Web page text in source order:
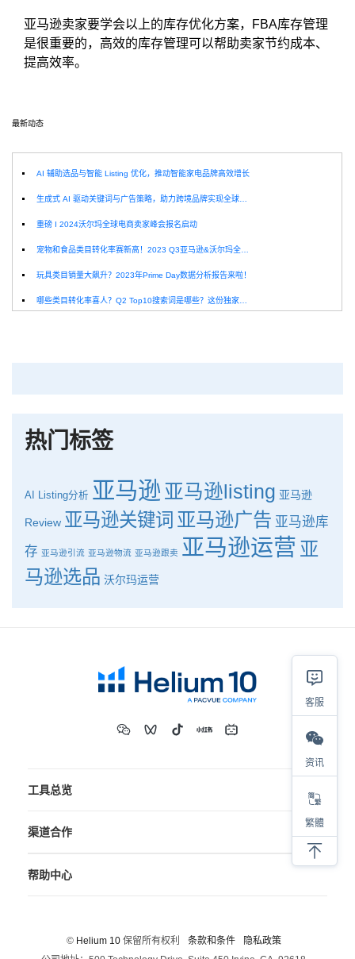
亚马逊卖家要学会以上的库存优化方案，FBA库存管理
是很重要的，高效的库存管理可以帮助卖家节约成本、
提高效率。
最新动态
AI 辅助选品与智能 Listing 优化，推动智能家电品牌高效增长
生成式 AI 驱动关键词与广告策略，助力跨境品牌实现全球增长突破
重磅 I 2024沃尔玛全球电商卖家峰会报名启动
宠物和食品类目转化率赛新高！2023 Q3亚马逊&沃尔玛全球电商CPC数据发布！
玩具类目销量大飙升？2023年Prime Day数据分析报告来啦！
哪些类目转化率喜人？Q2 Top10搜索词是哪些？这份独家报告来解答！
热门标签
AI Listing分析 亚马逊 亚马逊listing 亚马逊
Review 亚马逊关键词 亚马逊广告 亚马逊库
存 亚马逊引流 亚马逊物流 亚马逊跟卖 亚马逊运营 亚
马逊选品 沃尔玛运营
工具总览
渠道合作
帮助中心
© Helium 10保留所有权利 条款和条件
隐私政策
客服
资讯
繁體